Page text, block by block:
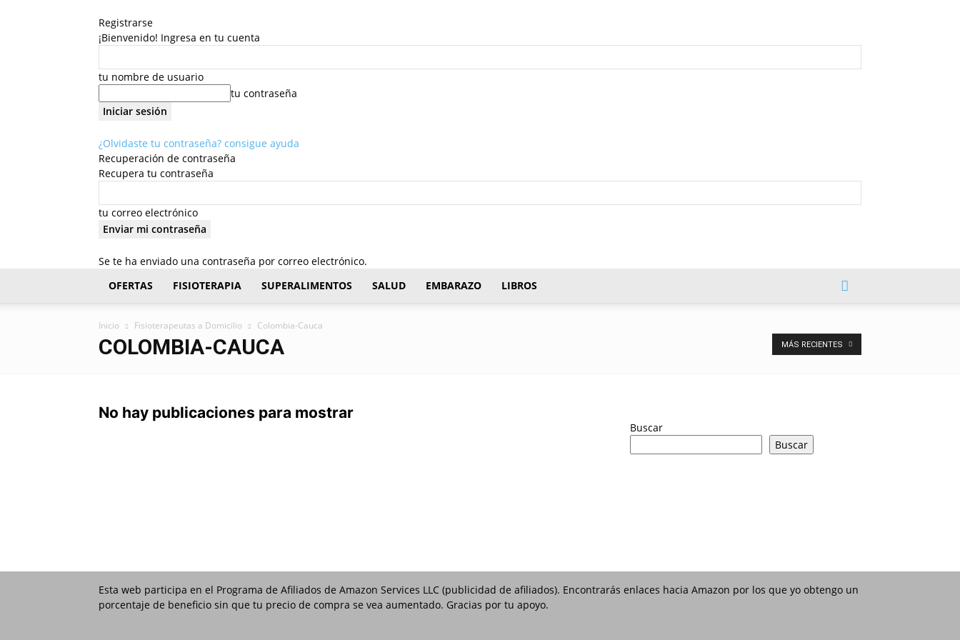
Registrarse
¡Bienvenido! Ingresa en tu cuenta
tu nombre de usuario
tu contraseña
¿Olvidaste tu contraseña? consigue ayuda
Recuperación de contraseña
Recupera tu contraseña
tu correo electrónico
Se te ha enviado una contraseña por correo electrónico.
OFERTAS FISIOTERAPIA SUPERALIMENTOS SALUD EMBARAZO LIBROS
Inicio Fisioterapeutas a Domicilio Colombia-Cauca
COLOMBIA-CAUCA MÁS RECIENTES
No hay publicaciones para mostrar
Buscar
Buscar
Esta web participa en el Programa de Afiliados de Amazon Services LLC (publicidad de afiliados). Encontrarás enlaces hacia Amazon por los que yo obtengo un
porcentaje de beneficio sin que tu precio de compra se vea aumentado. Gracias por tu apoyo.